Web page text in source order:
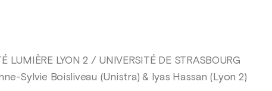
LUMIÈRE LYON 2 / UNIVERSITÉ DE STRASBOURG
Sylvie Boisliveau (Unistra) & Iyas Hassan (Lyon 2)